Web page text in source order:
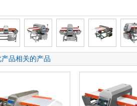
产品相关的产品